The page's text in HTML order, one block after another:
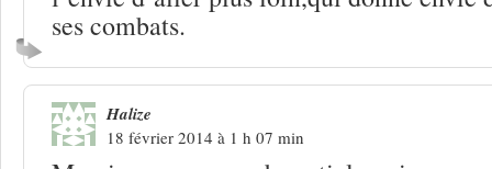
ses combats.
Halize
18 février 2014 à 1 h 07 min